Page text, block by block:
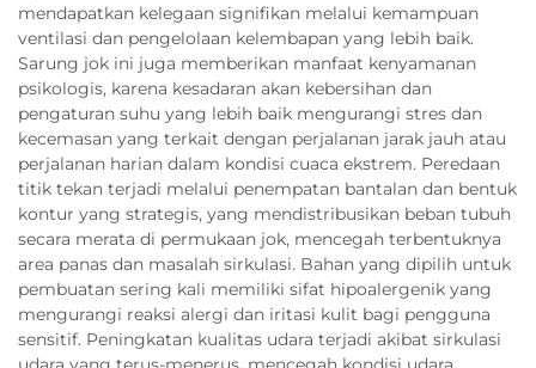
mendapatkan kelegaan signifikan melalui kemampuan
ventilasi dan pengelolaan kelembapan yang lebih baik.
Sarung jok ini juga memberikan manfaat kenyamanan
psikologis, karena kesadaran akan kebersihan dan
pengaturan suhu yang lebih baik mengurangi stres dan
kecemasan yang terkait dengan perjalanan jarak jauh atau
perjalanan harian dalam kondisi cuaca ekstrem. Peredaan
titik tekan terjadi melalui penempatan bantalan dan bentuk
kontur yang strategis, yang mendistribusikan beban tubuh
secara merata di permukaan jok, mencegah terbentuknya
area panas dan masalah sirkulasi. Bahan yang dipilih untuk
pembuatan sering kali memiliki sifat hipoalergenik yang
mengurangi reaksi alergi dan iritasi kulit bagi pengguna
sensitif. Peningkatan kualitas udara terjadi akibat sirkulasi